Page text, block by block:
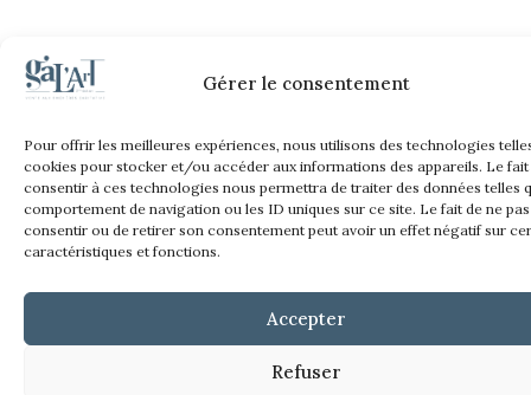
Gérer le consentement
Pour offrir les meilleures expériences, nous utilisons des technologies
cookies pour stocker et/ou accéder aux informations des appareils. Le fait
consentir à ces technologies nous permettra de traiter des données telles
comportement de navigation ou les ID uniques sur ce site. Le fait de ne pas
consentir ou de retirer son consentement peut avoir un effet négatif sur
caractéristiques et fonctions.
Accepter
Refuser